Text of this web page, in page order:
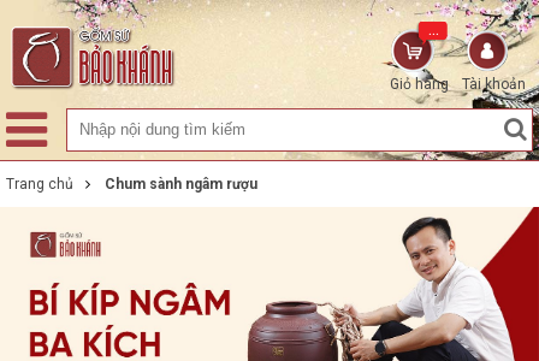
Tài khoản
Giỏ hàng
...
Trang chủ Chum sành ngâm rượu